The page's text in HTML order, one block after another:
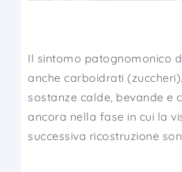
Il sintomo patognomonico
anche carboidrati
sostanze calde, bevande e
ancora nella fase in cui la
successiva ricostruzione